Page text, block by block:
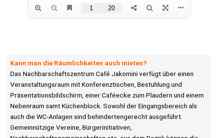
Kann man die Räumlichkeiten auch mieten?
Das Nachbarschaftszentrum Café Jakomini verfügt über einen
Veranstaltungsraum mit Konferenztischen, Bestuhlung und
Präsentationsbildschirm, einer Caféecke zum Plaudern und einem
Nebenraum samt Küchenblock. Sowohl der Eingangsbereich als
auch die WC-Anlagen sind behindertengerecht ausgeführt.
Gemeinnützige Vereine, Bürgerinitiativen,